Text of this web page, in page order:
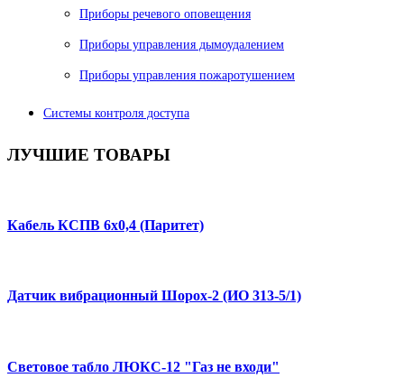
Приборы речевого оповещения
Приборы управления дымоудалением
Приборы управления пожаротушением
Системы контроля доступа
ЛУЧШИЕ ТОВАРЫ
Кабель КСПВ 6х0,4 (Паритет)
Датчик вибрационный Шорох-2 (ИО 313-5/1)
Световое табло ЛЮКС-12 "Газ не входи"